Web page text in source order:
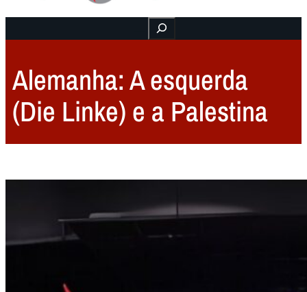
Buscar
Alemanha: A esquerda
(Die Linke) e a Palestina